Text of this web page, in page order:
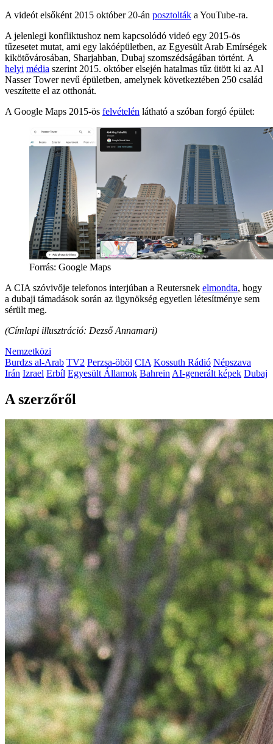
A videót elsőként 2015 október 20-án posztolták a YouTube-ra.
A jelenlegi konfliktushoz nem kapcsolódó videó egy 2015-ös
tűzesetet mutat, ami egy lakóépületben, az Egyesült Arab Emírségek
kikötővárosában, Sharjahban, Dubaj szomszédságában történt. A
helyi média szerint 2015. október elsején hatalmas tűz ütött ki az Al
Nasser Tower nevű épületben, amelynek következtében 250 család
veszítette el az otthonát.
A Google Maps 2015-ös felvételén látható a szóban forgó épület:
Forrás: Google Maps
A CIA szóvivője telefonos interjúban a Reutersnek elmondta, hogy
a dubaji támadások során az ügynökség egyetlen létesítménye sem
sérült meg.
(Címlapi illusztráció: Dezső Annamari)
Nemzetközi
Burdzs al-Arab TV2 Perzsa-öböl CIA Kossuth Rádió Népszava
Irán Izrael Erbíl Egyesült Államok Bahrein AI-generált képek Dubaj
A szerzőről